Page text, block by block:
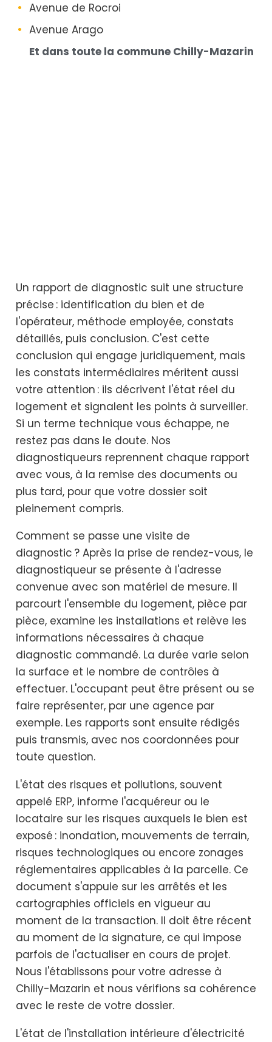
Avenue de Rocroi
Avenue Arago
Et dans toute la commune Chilly-Mazarin
Un rapport de diagnostic suit une structure
précise : identification du bien et de
l'opérateur, méthode employée, constats
détaillés, puis conclusion. C'est cette
conclusion qui engage juridiquement, mais
les constats intermédiaires méritent aussi
votre attention : ils décrivent l'état réel du
logement et signalent les points à surveiller.
Si un terme technique vous échappe, ne
restez pas dans le doute. Nos
diagnostiqueurs reprennent chaque rapport
avec vous, à la remise des documents ou
plus tard, pour que votre dossier soit
pleinement compris.
Comment se passe une visite de
diagnostic ? Après la prise de rendez-vous, le
diagnostiqueur se présente à l'adresse
convenue avec son matériel de mesure. Il
parcourt l'ensemble du logement, pièce par
pièce, examine les installations et relève les
informations nécessaires à chaque
diagnostic commandé. La durée varie selon
la surface et le nombre de contrôles à
effectuer. L'occupant peut être présent ou se
faire représenter, par une agence par
exemple. Les rapports sont ensuite rédigés
puis transmis, avec nos coordonnées pour
toute question.
L'état des risques et pollutions, souvent
appelé ERP, informe l'acquéreur ou le
locataire sur les risques auxquels le bien est
exposé : inondation, mouvements de terrain,
risques technologiques ou encore zonages
réglementaires applicables à la parcelle. Ce
document s'appuie sur les arrêtés et les
cartographies officiels en vigueur au
moment de la transaction. Il doit être récent
au moment de la signature, ce qui impose
parfois de l'actualiser en cours de projet.
Nous l'établissons pour votre adresse à
Chilly-Mazarin et nous vérifions sa cohérence
avec le reste de votre dossier.
L'état de l'installation intérieure d'électricité